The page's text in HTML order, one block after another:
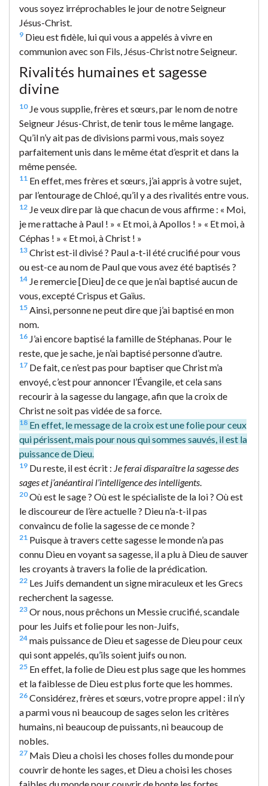
vous soyez irréprochables le jour de notre Seigneur
Jésus-Christ.
9 Dieu est fidèle, lui qui vous a appelés à vivre en
communion avec son Fils, Jésus-Christ notre Seigneur.
Rivalités humaines et sagesse
divine
10Je vous supplie, frères et sœurs, par le nom de notre
Seigneur Jésus-Christ, de tenir tous le même langage.
Qu’il n’y ait pas de divisions parmi vous, mais soyez
parfaitement unis dans le même état d’esprit et dans la
même pensée.
11 En effet, mes frères et sœurs, j’ai appris à votre sujet,
par l’entourage de Chloé, qu’il y a des rivalités entre vous.
12 Je veux dire par là que chacun de vous affirme : « Moi,
je me rattache à Paul ! » « Et moi, à Apollos ! » « Et moi, à
Céphas ! » « Et moi, à Christ ! »
13 Christ est-il divisé ? Paul a-t-il été crucifié pour vous
ou est-ce au nom de Paul que vous avez été baptisés ?
14 Je remercie [Dieu] de ce que je n’ai baptisé aucun de
vous, excepté Crispus et Gaïus.
15 Ainsi, personne ne peut dire que j’ai baptisé en mon
nom.
16 J’ai encore baptisé la famille de Stéphanas. Pour le
reste, que je sache, je n’ai baptisé personne d’autre.
17 De fait, ce n’est pas pour baptiser que Christ m’a
envoyé, c’est pour annoncer l’Évangile, et cela sans
recourir à la sagesse du langage, afin que la croix de
Christ ne soit pas vidée de sa force.
18 En effet, le message de la croix est une folie pour ceux
qui périssent, mais pour nous qui sommes sauvés, il est la
puissance de Dieu.
19 Du reste, il est écrit : Je ferai disparaître la sagesse des
sages et j’anéantirai l’intelligence des intelligents
20Où est le sage ? Où est le spécialiste de la loi ? Où est
le discoureur de l’ère actuelle ? Dieu n’a-t-il pas
convaincu de folie la sagesse de ce monde ?
21 Puisque à travers cette sagesse le monde n’a pas
connu Dieu en voyant sa sagesse, il a plu à Dieu de sauver
les croyants à travers la folie de la prédication.
22 Les Juifs demandent un signe miraculeux et les Grecs
recherchent la sagesse.
23 Or nous, nous prêchons un Messie crucifié, scandale
pour les Juifs et folie pour les non-Juifs,
24 mais puissance de Dieu et sagesse de Dieu pour ceux
qui sont appelés, qu’ils soient juifs ou non.
25 En effet, la folie de Dieu est plus sage que les hommes
et la faiblesse de Dieu est plus forte que les hommes.
26 Considérez, frères et sœurs, votre propre appel : il n’y
a parmi vous ni beaucoup de sages selon les critères
humains, ni beaucoup de puissants, ni beaucoup de
nobles.
27 Mais Dieu a choisi les choses folles du monde pour
couvrir de honte les sages, et Dieu a choisi les choses
faibles du monde pour couvrir de honte les fortes.